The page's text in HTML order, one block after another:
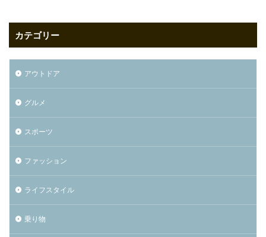
カテゴリー
アウトドア
グルメ
スポーツ
ファッション
ライフスタイル
乗り物